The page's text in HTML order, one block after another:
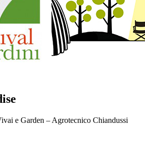
e Garden – Agrotecnico Chiandussi